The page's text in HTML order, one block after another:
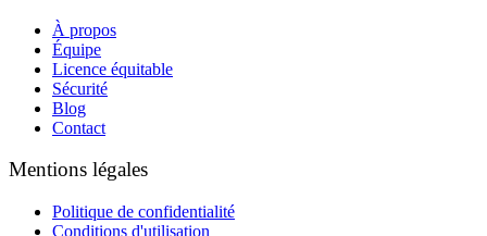
À propos
Équipe
Licence équitable
Sécurité
Blog
Contact
Mentions légales
Politique de confidentialité
Conditions d'utilisation